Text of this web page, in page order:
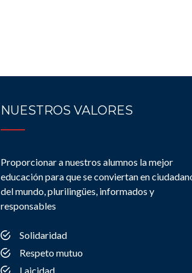
NUESTROS VALORES
Proporcionar a nuestros alumnos la mejor
educación para que se conviertan en
del mundo, plurilingües, informados y
responsables
Solidaridad
Respeto mutuo
Laicidad